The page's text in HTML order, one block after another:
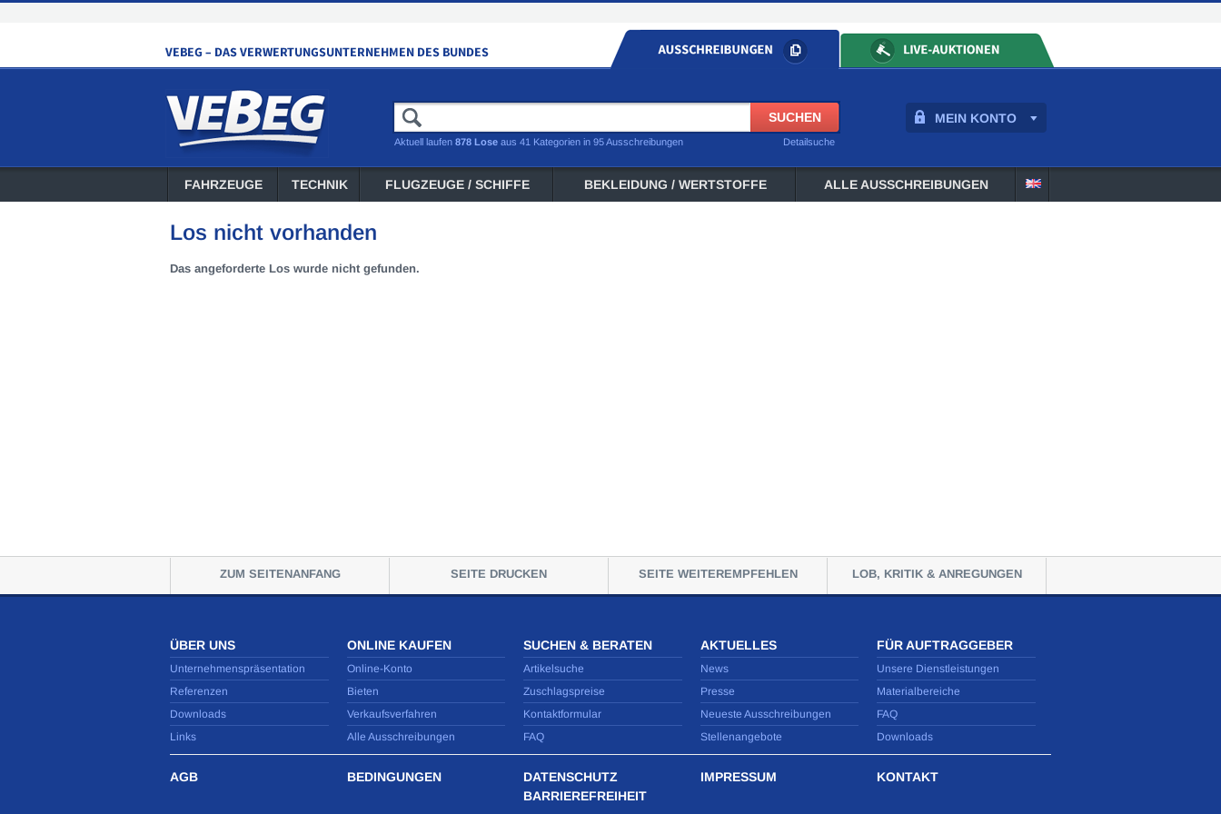
MEIN KONTO
Detailsuche
Aktuell laufen 878 Lose aus 41 Kategorien in 95 Ausschreibungen
FAHRZEUGE TECHNIK FLUGZEUGE / SCHIFFE BEKLEIDUNG / WERTSTOFFE ALLE AUSSCHREIBUNGEN
Los nicht vorhanden
Das angeforderte Los wurde nicht gefunden.
ZUM SEITENANFANG SEITE DRUCKEN SEITE WEITEREMPFEHLEN LOB, KRITIK & ANREGUNGEN
ÜBER UNS
Unternehmenspräsentation
Referenzen
Downloads
Links
ONLINE KAUFEN
Online-Konto
Bieten
Verkaufsverfahren
Alle Ausschreibungen
SUCHEN & BERATEN
Artikelsuche
Zuschlagspreise
Kontaktformular
FAQ
AKTUELLES
News
Presse
Neueste Ausschreibungen
Stellenangebote
FÜR AUFTRAGGEBER
Unsere Dienstleistungen
Materialbereiche
FAQ
Downloads
AGB BEDINGUNGEN
DATENSCHUTZ
BARRIEREFREIHEIT
IMPRESSUM KONTAKT